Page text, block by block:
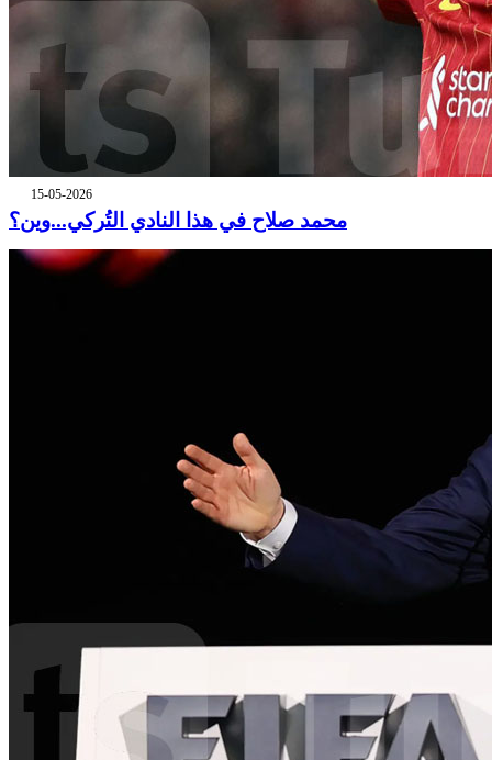
15-05-2026
محمد صلاح في هذا النادي التُركي...وين؟